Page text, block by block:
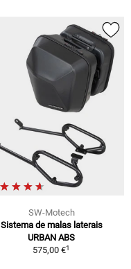
SW-Motech
Sistema de malas laterais
URBAN ABS
575,00 €1